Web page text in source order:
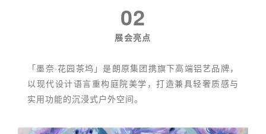
02
展会亮点
「墨奈·花园茶坞」是朗原集团携旗下高端铝艺品牌，
以现代设计语言重构庭院美学，打造兼具轻奢质感与
实用功能的沉浸式户外空间。